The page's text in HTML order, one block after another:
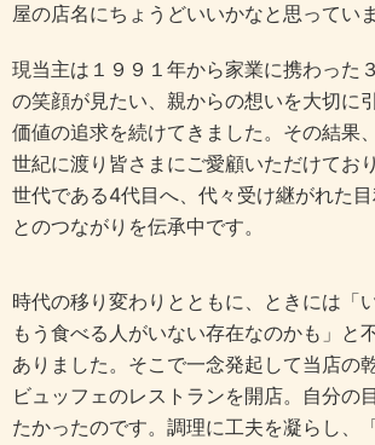
屋の店名にちょうどいいかなと思っていま
現当主は１９９１年から家業に携わった
の笑顔が見たい、親からの想いを大切に
価値の追求を続けてきました。その結果
世紀に渡り皆さまにご愛顧いただけてお
世代である4代目へ、代々受け継がれた
とのつながりを伝承中です。
時代の移り変わりとともに、ときには「
もう食べる人がいない存在なのかも」と
ありました。そこで一念発起して当店の
ビュッフェのレストランを開店。自分の
たかったのです。調理に工夫を凝らし、